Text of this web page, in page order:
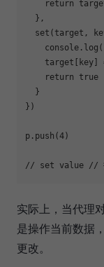
return
  },
set(target,
console .log(
target[key]
return
true
  }
})
p.push(4)
// set value //
实际上，当代理
是操作当前数据，
更改。